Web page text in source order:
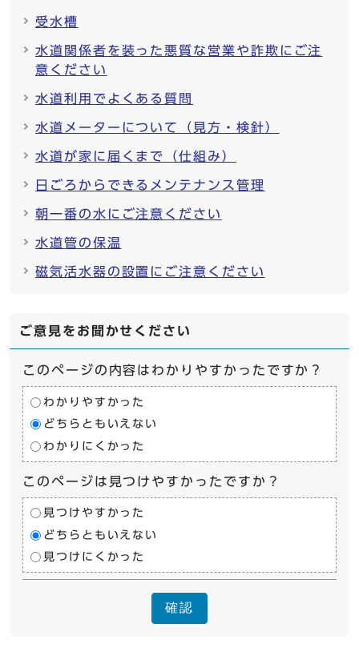
受水槽
水道関係者を装った悪質な営業や詐欺にご注
意ください
水道利用でよくある質問
水道メーターについて（見方・検針）
水道が家に届くまで（仕組み）
日ごろからできるメンテナンス管理
朝一番の水にご注意ください
水道管の保温
磁気活水器の設置にご注意ください
ご意見をお聞かせください
このページの内容はわかりやすかったですか？
わかりやすかった
どちらともいえない
わかりにくかった
このページは見つけやすかったですか？
見つけやすかった
どちらともいえない
見つけにくかった
確認